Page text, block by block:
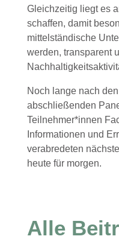
Gleichzeitig liegt es
schaffen, damit
mittelständische
werden, transparent
Noch lange nach
abschließenden
Teilnehmer*innen
Informationen und
verabredeten
heute für morgen.
Alle